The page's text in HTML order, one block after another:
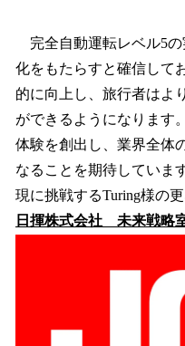
完全自動運転レベル5の
化をもたらすと確信して
的に向上し、旅行者はよ
ができるようになります
体験を創出し、業界全体
なることを期待していま
現に挑戦するTuring様の
日揮株式会社 未来戦